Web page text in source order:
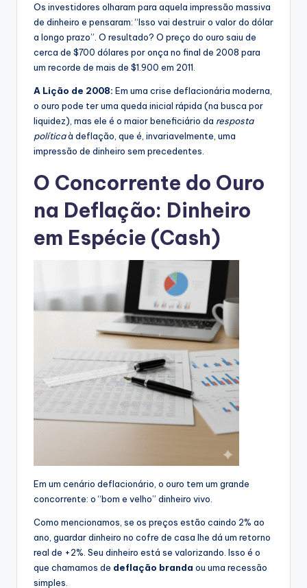
Os investidores olharam para aquela impressão massiva
de dinheiro e pensaram: “Isso vai destruir o valor do dólar
a longo prazo”. O resultado? O preço do ouro saiu de
cerca de $700 dólares por onça no final de 2008 para
um recorde de mais de $1.900 em 2011.
A Lição de 2008: Em uma crise deflacionária moderna,
o ouro pode ter uma queda inicial rápida (na busca por
liquidez), mas ele é o maior beneficiário da resposta
políticaà deflação, que é, invariavelmente, uma
impressão de dinheiro sem precedentes.
O Concorrente do Ouro
na Deflação: Dinheiro
em Espécie (Cash)
Em um cenário deflacionário, o ouro tem um grande
concorrente: o “bom e velho” dinheiro vivo.
Como mencionamos, se os preços estão caindo 2% ao
ano, guardar dinheiro no cofre de casa lhe dá um retorno
real de +2%. Seu dinheiro está se valorizando. Isso é o
que chamamos de deflação branda ou uma recessão
simples.